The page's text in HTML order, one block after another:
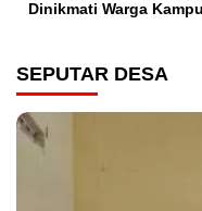
Dinikmati Warga
SEPUTAR DESA